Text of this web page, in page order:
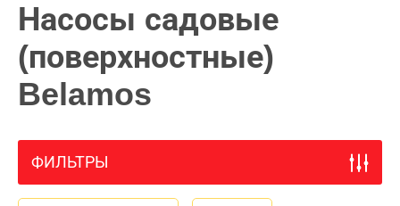
Насосы садовые
(поверхностные)
Belamos
ФИЛЬТРЫ